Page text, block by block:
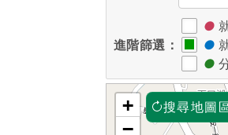
進階篩選：
●
●
●
搜尋地圖
+
−